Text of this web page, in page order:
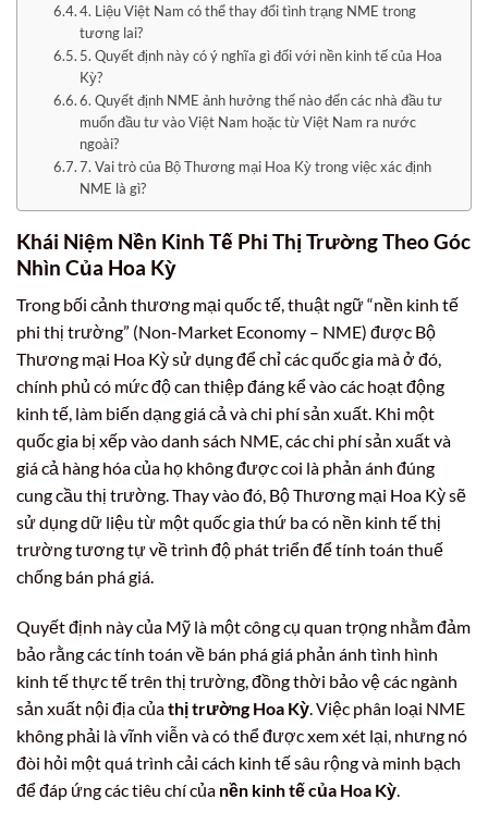
4. Liệu Việt Nam có thể thay đổi tình trạng NME trong
tương lai?
5. Quyết định này có ý nghĩa gì đối với nền kinh tế của Hoa
Kỳ?
6. Quyết định NME ảnh hưởng thế nào đến các nhà đầu tư
muốn đầu tư vào Việt Nam hoặc từ Việt Nam ra nước
ngoài?
7. Vai trò của Bộ Thương mại Hoa Kỳ trong việc xác định
NME là gì?
Khái Niệm Nền Kinh Tế Phi Thị Trường Theo Góc
Nhìn Của Hoa Kỳ
Trong bối cảnh thương mại quốc tế, thuật ngữ “nền kinh tế
phi thị trường” (Non-Market Economy – NME) được Bộ
Thương mại Hoa Kỳ sử dụng để chỉ các quốc gia mà ở đó,
chính phủ có mức độ can thiệp đáng kể vào các hoạt động
kinh tế, làm biến dạng giá cả và chi phí sản xuất. Khi một
quốc gia bị xếp vào danh sách NME, các chi phí sản xuất và
giá cả hàng hóa của họ không được coi là phản ánh đúng
cung cầu thị trường. Thay vào đó, Bộ Thương mại Hoa Kỳ sẽ
sử dụng dữ liệu từ một quốc gia thứ ba có nền kinh tế thị
trường tương tự về trình độ phát triển để tính toán thuế
chống bán phá giá.
Quyết định này của Mỹ là một công cụ quan trọng nhằm đảm
bảo rằng các tính toán về bán phá giá phản ánh tình hình
kinh tế thực tế trên thị trường, đồng thời bảo vệ các ngành
sản xuất nội địa củathị trường Hoa Kỳ. Việc phân loại NME
không phải là vĩnh viễn và có thể được xem xét lại, nhưng nó
đòi hỏi một quá trình cải cách kinh tế sâu rộng và minh bạch
để đáp ứng các tiêu chí của nền kinh tế của Hoa Kỳ.